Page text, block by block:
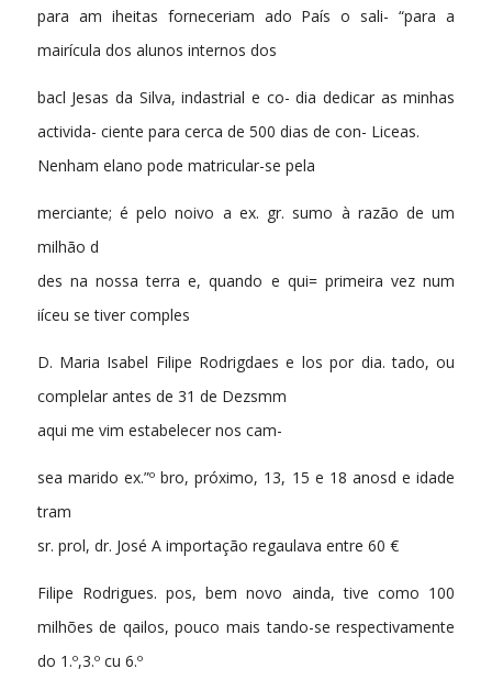
para am iheitas forneceriam ado País o sali- “para a
mairícula dos alunos internos dos
bacl Jesas da Silva, indastrial e co- dia dedicar as minhas
activida- ciente para cerca de 500 dias de con- Liceas.
Nenham elano pode matricular-se pela
merciante; é pelo noivo a ex. gr. sumo à razão de um
milhão d
des na nossa terra e, quando e qui= primeira vez num
iíceu se tiver comples
D. Maria Isabel Filipe Rodrigdaes e los por dia. tado, ou
complelar antes de 31 de Dezsmm
aqui me vim estabelecer nos cam-
sea marido ex.”º bro, próximo, 13, 15 e 18 anosd e idade
tram
sr. prol, dr. José A importação regaulava entre 60 €
Filipe Rodrigues. pos, bem novo ainda, tive como 100
milhões de qailos, pouco mais tando-se respectivamente
do 1.º,3.º cu 6.º